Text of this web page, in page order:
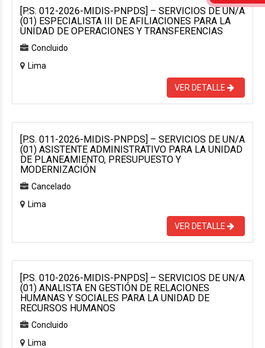
[P.S. 012-2026-MIDIS-PNPDS] – SERVICIOS DE UN/A
(01) ESPECIALISTA III DE AFILIACIONES PARA LA
UNIDAD DE OPERACIONES Y TRANSFERENCIAS
Concluido
Lima
VER DETALLE
[P.S. 011-2026-MIDIS-PNPDS] – SERVICIOS DE UN/A
(01) ASISTENTE ADMINISTRATIVO PARA LA UNIDAD
DE PLANEAMIENTO, PRESUPUESTO Y
MODERNIZACIÓN
Cancelado
Lima
VER DETALLE
[P.S. 010-2026-MIDIS-PNPDS] – SERVICIOS DE UN/A
(01) ANALISTA EN GESTIÓN DE RELACIONES
HUMANAS Y SOCIALES PARA LA UNIDAD DE
RECURSOS HUMANOS
Concluido
Lima